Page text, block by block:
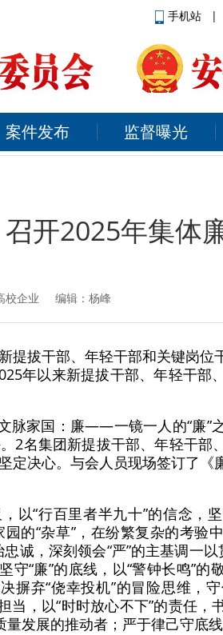
手机站 |
案件发布 监督曝光
开2025年集体
校企业 编辑：杨峰
提拔干部、年轻干部和关键岗
年以来新提拔干部、年轻干部
脉家国：廉——一镜一人的“廉”
2名集团新提拔干部、年轻干部
定决心。与会人员现场签订了《
以“行百里者半九十”的信念，
的“杂草”，在纷繁复杂的考验
诚，深刻领会“严”的主基调一
守“廉”的底线，以“警钟长鸣”
摒弃“侥幸投机”的冒险思维，
当，以“时时放心不下”的责任，
发展的推动者；严于律己守底